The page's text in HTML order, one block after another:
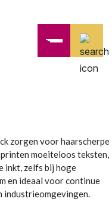
zorgen voor haarscherpe
moeiteloos teksten,
inkt, zelfs bij hoge
en ideaal voor continue
industrieomgevingen.